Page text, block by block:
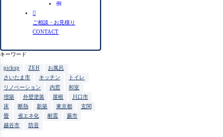
例

ご相談・お見積り
CONTACT
キーワード
pickup ZEH
お風呂
さいたま市
キッチン
トイレ
リノベーション
内窓
和室
増築
外壁塗装 屋根
川口市
床
断熱 新築 東京都
玄関
畳
省エネ化 耐震
蕨市
越谷市
防音